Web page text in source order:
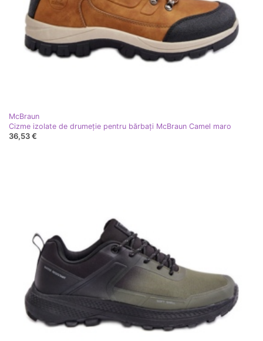
McBraun
Cizme izolate de drumeție pentru bărbați McBraun Camel maro
36,53 €